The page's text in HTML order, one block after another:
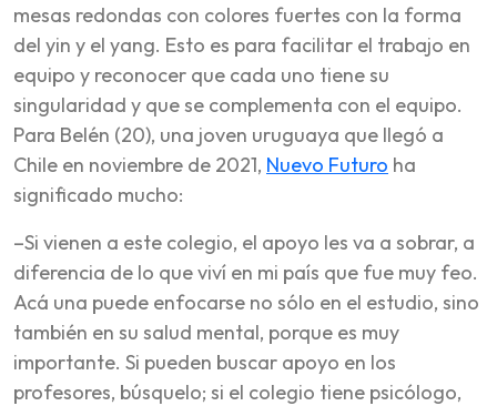
mesas redondas con colores fuertes con la forma
del yin y el yang. Esto es para facilitar el trabajo en
equipo y reconocer que cada uno tiene su
singularidad y que se complementa con el equipo.
Para Belén (20), una joven uruguaya que llegó a
Chile en noviembre de 2021, Nuevo Futuro ha
significado mucho:
–Si vienen a este colegio, el apoyo les va a sobrar, a
diferencia de lo que viví en mi país que fue muy feo.
Acá una puede enfocarse no sólo en el estudio, sino
también en su salud mental, porque es muy
importante. Si pueden buscar apoyo en los
profesores, búsquelo; si el colegio tiene psicólogo,